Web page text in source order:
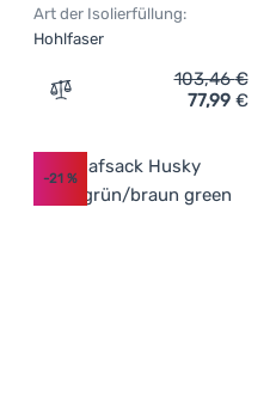
Art der Isolierfüllung:
Hohlfaser
Zum Vergleich
103,46€
77,99 €
-21 %